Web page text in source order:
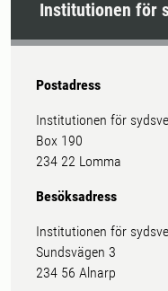
Institutionen för
Postadress
Institutionen för
Box 190
234 22 Lomma
Besöksadress
Institutionen för
Sundsvägen 3
234 56 Alnarp